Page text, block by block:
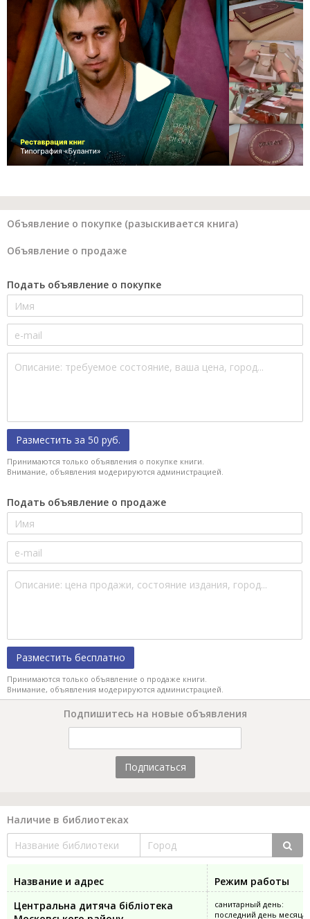
Объявление о покупке (разыскивается книга)
Объявление о продаже
Подать объявление о покупке
Разместить за 50 руб.
Принимаются только объявления о покупке книги.
Внимание, объявления модерируются администрацией.
Подать объявление о продаже
Разместить бесплатно
Принимаются только объявление о продаже книги.
Внимание, объявления модерируются администрацией.
Подпишитесь на новые объявления
Подписаться
Наличие в библиотеках
Название и адрес
Режим работы
Центральна дитяча бібліотека
санитарный день:
последний день месяца